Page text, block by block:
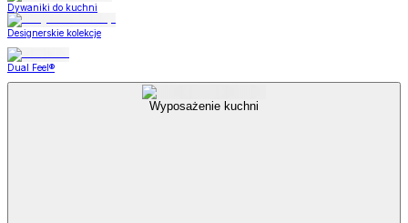
Dywaniki do kuchni
Designerskie kolekcje
Dual Feel®
Wyposażenie kuchni